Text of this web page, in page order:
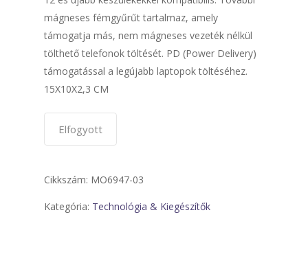
mágneses fémgyűrűt tartalmaz, amely
támogatja más, nem mágneses vezeték nélkül
tölthető telefonok töltését. PD (Power Delivery)
támogatással a legújabb laptopok töltéséhez.
15X10X2,3 CM
Elfogyott
Cikkszám: MO6947-03
Kategória: Technológia & Kiegészítők